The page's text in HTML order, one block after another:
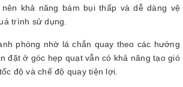
khả năng bám bụi thấp và dễ dàng vệ
trình sử dụng.
phòng nhờ lá chắn quay theo các hướng
đặt ở góc hẹp quạt vẫn có khả năng tạo gió
độ và chế độ quay tiện lợi.